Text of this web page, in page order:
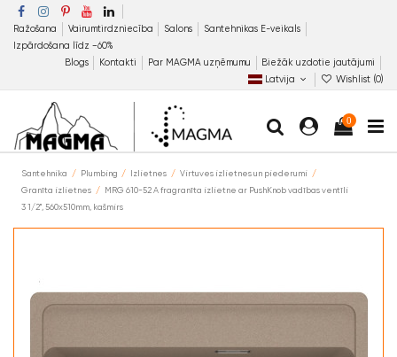
Ražošana Vairumtirdzniecība Salons
Santehnikas E-veikals
Izpārdošana līdz −60%
Blogs
Kontakti Par MAGMA uzņēmumu
Biežāk uzdotie jautājumi
Latvija
Wishlist (0)
0
Santehnika Plumbing Izlietnes
Virtuves izlietnes un piederumi
Granīta izlietnes
MRG 610-52 A fragranīta izlietne ar PushKnob vadības ventīli
3 1/2'', 560x510mm, kašmirs